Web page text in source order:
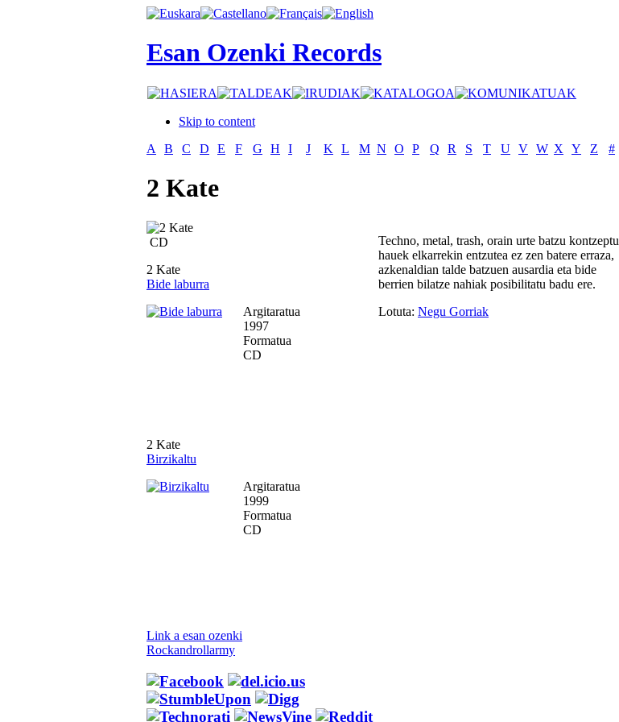
Esan Ozenki Records
Skip to content
A
B C D E F G H I J K L M N O P Q R S T U V W X Y Z #
2 Kate
CD
2 Kate
Bide laburra
Argitaratua
1997
Formatua
CD
2 Kate
Birzikaltu
Argitaratua
1999
Formatua
CD
Link a esan ozenki
Rockandrollarmy
Techno, metal, trash, orain urte batzu kontzeptu
hauek elkarrekin entzutea ez zen batere erraza,
azkenaldian talde batzuen ausardia eta bide
berrien bilatze nahiak posibilitatu badu ere.
Lotuta: Negu Gorriak